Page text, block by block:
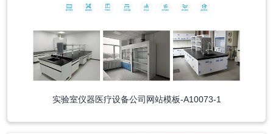
实验室仪器医疗设备公司网站模板-A10073-1